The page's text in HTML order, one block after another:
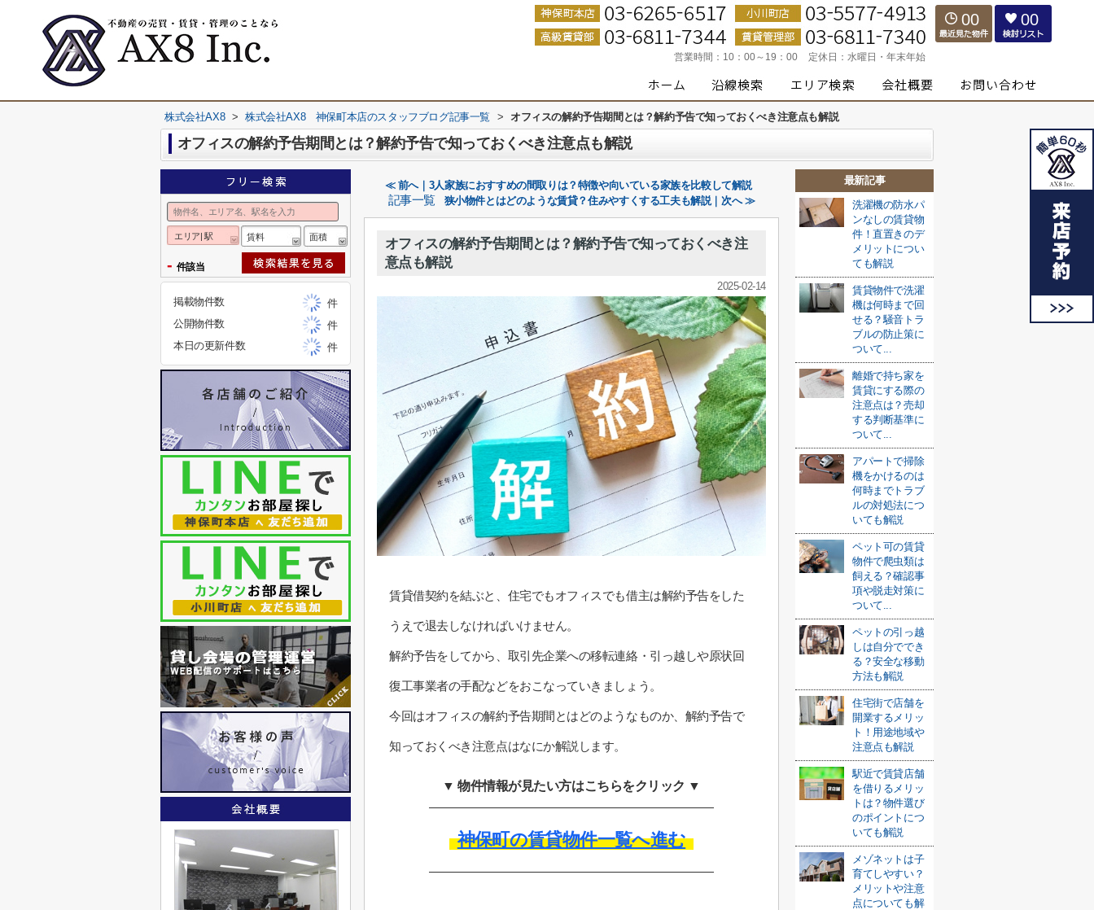
営業時間： 10：00～19：00 定休日： 水曜日・年末年始
00 00
株式会社AX8 > 株式会社AX8 神保町本店のスタッフブログ記事一覧 > オフィスの解約予告期間とは？解約予告で知っておくべき注意点も解説
オフィスの解約予告期間とは？解約予告で知っておくべき注意点も解説
≪ 前へ｜3人家族におすすめの間取りは？特徴や向いている家族を比較して解説
記事一覧 狭小物件とはどのような賃貸？住みやすくする工夫も解説｜次へ ≫
オフィスの解約予告期間とは？解約予告で知っておくべき注
意点も解説
2025-02-14
賃貸借契約を結ぶと、住宅でもオフィスでも借主は解約予告をした
うえで退去しなければいけません。
解約予告をしてから、取引先企業への移転連絡・引っ越しや原状回
復工事業者の手配などをおこなっていきましょう。
今回はオフィスの解約予告期間とはどのようなものか、解約予告で
知っておくべき注意点はなにか解説します。
▼ 物件情報が見たい方はこちらをクリック ▼
神保町の賃貸物件一覧へ進む
最新記事
洗濯機の防水パ
ンなしの賃貸物
件！直置きのデ
メリットについ
ても解説
賃貸物件で洗濯
機は何時まで回
せる？騒音トラ
ブルの防止策に
ついて...
離婚で持ち家を
賃貸にする際の
注意点は？売却
する判断基準に
ついて...
アパートで掃除
機をかけるのは
何時までトラブ
ルの対処法につ
いても解説
ペット可の賃貸
物件で爬虫類は
飼える？確認事
項や脱走対策に
ついて...
ペットの引っ越
しは自分ででき
る？安全な移動
方法も解説
住宅街で店舗を
開業するメリッ
ト！用途地域や
注意点も解説
駅近で賃貸店舗
を借りるメリッ
トは？物件選び
のポイントにつ
いても解説
メゾネットは子
育てしやすい？
メリットや注意
点についても解
エリア| 駅 賃料 面積
- 件該当
掲載物件数
件
公開物件数
件
本日の更新件数
件